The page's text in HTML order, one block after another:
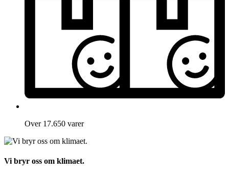
Over 17.650 varer
Vi bryr oss om klimaet.